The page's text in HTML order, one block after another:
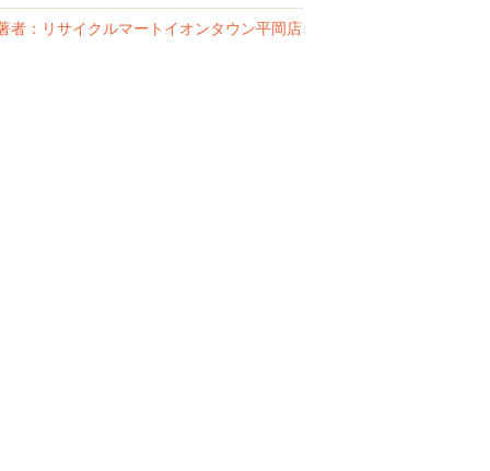
者：リサイクルマートイオンタウン平岡店